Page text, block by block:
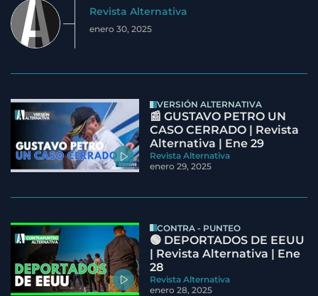
Revista Alternativa
enero 30, 2025
VERSIÓN ALTERNATIVA
📰 GUSTAVO PETRO UN
CASO CERRADO | Revista
Alternativa | Ene 29
Revista Alternativa
enero 29, 2025
CONTRA - PUNTEO
🟢 DEPORTADOS DE EEUU
| Revista Alternativa | Ene
28
Revista Alternativa
enero 28, 2025